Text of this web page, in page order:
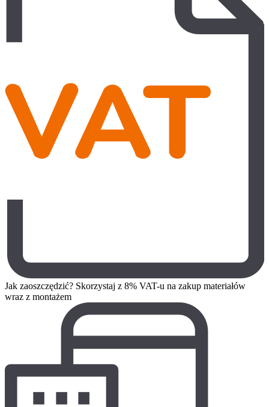
Jak zaoszczędzić? Skorzystaj z 8% VAT-u na zakup materiałów
wraz z montażem